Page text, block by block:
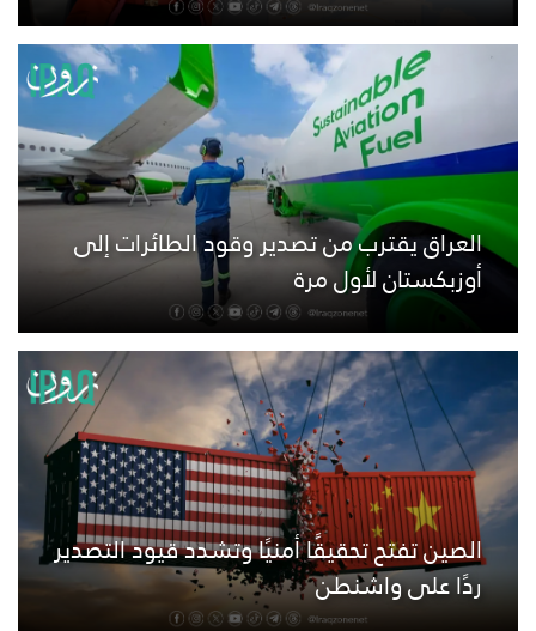
العراق يقترب من تصدير وقود الطائرات إلى
أوزبكستان لأول مرة
الصين تفتح تحقيقًا أمنيًا وتشدد قيود التصدير
ردًا على واشنطن